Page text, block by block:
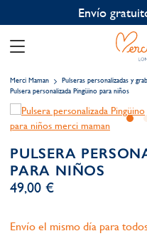
Merci Maman
Pulseras personalizadas y
Pulsera personalizada Pingüino para niños
PULSERA
PARA NIÑOS
49,00 €
Envío el mismo día para